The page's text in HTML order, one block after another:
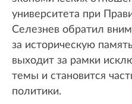
университета при
Селезнев обратил
за историческую
выходит за рамки
темы и становится
политики.